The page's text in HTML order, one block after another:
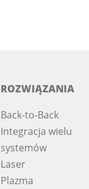
ROZWIĄZANIA
Back-to-Back
Integracja wielu
systemów
Laser
Plazma